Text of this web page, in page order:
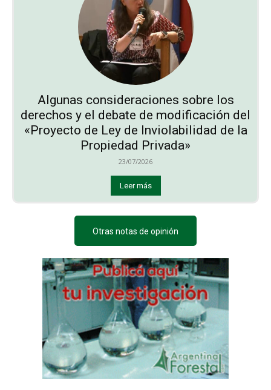
Algunas consideraciones sobre los
derechos y el debate de modificación del
«Proyecto de Ley de Inviolabilidad de la
Propiedad Privada»
23/07/2026
Leer más
Otras notas de opinión